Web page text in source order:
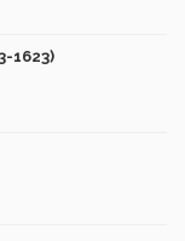
1623)